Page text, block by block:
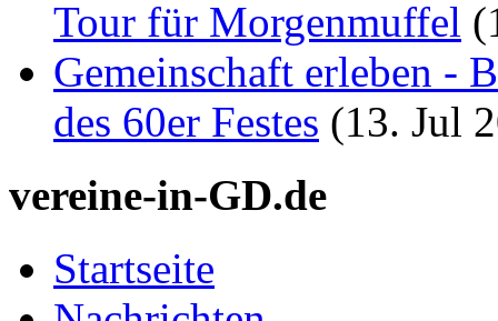
Tour für Morgenmuffel
Gemeinschaft erleben -
des 60er Festes (13. Jul
vereine-in-GD.de
Startseite